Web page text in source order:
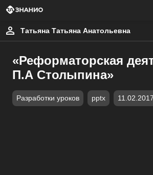
Татьяна Татьяна Анатольевна
«Реформаторская
П.А Столыпина»
Разработки уроков pptx 11.02.2017